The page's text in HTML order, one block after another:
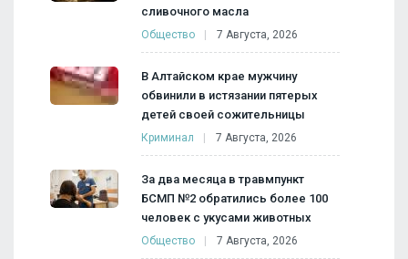
сливочного масла
Общество 7 Августа, 2026
В Алтайском крае мужчину
обвинили в истязании пятерых
детей своей сожительницы
Криминал 7 Августа, 2026
За два месяца в травмпункт
БСМП №2 обратились более 100
человек с укусами животных
Общество 7 Августа, 2026